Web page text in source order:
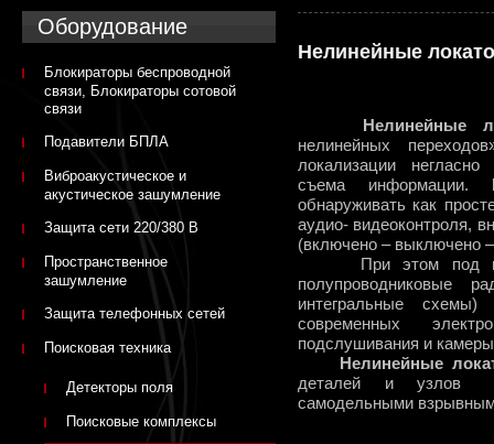
Нелинейные
Нелинейные
нелинейных
локализации
съема информации.
обнаруживать как
аудио- видеоконтроля,
(включено – выключено
При этом под
полупроводниковые
интегральные
современных
подслушивания и
Нелинейные
деталей и узлов
самодельными
Оборудование
Блокираторы беспроводной
связи, Блокираторы сотовой
связи
Подавители БПЛА
Виброакустическое и
акустическое зашумление
Защита сети 220/380 В
Пространственное
зашумление
Защита телефонных сетей
Поисковая техника
Детекторы поля
Поисковые комплексы